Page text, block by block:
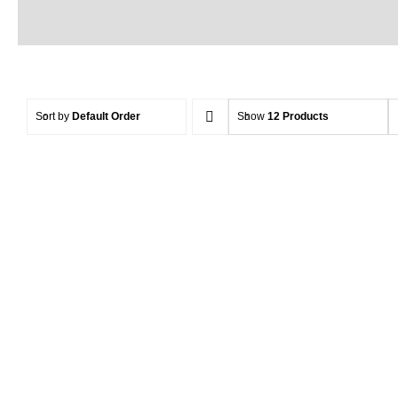
Sort by Default Order Show 12 Products